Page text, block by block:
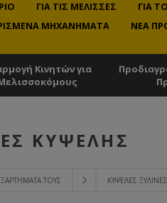
ΓΙΑ ΤΙΣ ΜΈΛΙΣΣΕΣ ΓΙΑ
ΜΗΧΑΝΉΜΑΤΑ ΝΈΑ
Κινητών για
ΤΟΥΣ ΚΥΨΈΛΕΣ
KΥΨΈΛΗΣ